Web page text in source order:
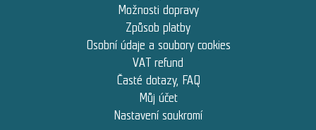
Možnosti dopravy
Způsob platby
Osobní údaje a soubory cookies
VAT refund
Časté dotazy, FAQ
Můj účet
Nastavení soukromí